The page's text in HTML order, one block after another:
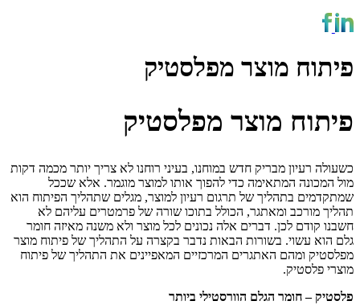
פיתוח מוצר מפלסטיק
פיתוח מוצר מפלסטיק
כשעולה רעיון מבריק חדש במוחנו, בעיני רוחנו לא צריך יותר מכמה דקות
מול המכונה המתאימה כדי להפוך אותו למוצר מוגמר. אלא שככל
שמתקדמים בתהליך של תרגום רעיון למוצר, מגלים שתהליך הפיתוח הוא
תהליך מורכב ומאתגר, הכולל בתוכו שורה של פרמטרים עליהם לא
חשבנו קודם לכן. דברים אלה נכונים לכל מוצר ולא משנה מאיזה חומר
גלם הוא עשוי. בשורות הבאות נדבר בקצרה על התהליך של פיתוח מוצר
מפלסטיק ומהם האתגרים המרכזיים המאפיינים את התהליך של פיתוח
מוצרי פלסטיק.
פלסטיק – חומר הגלם הוורסטילי ביותר